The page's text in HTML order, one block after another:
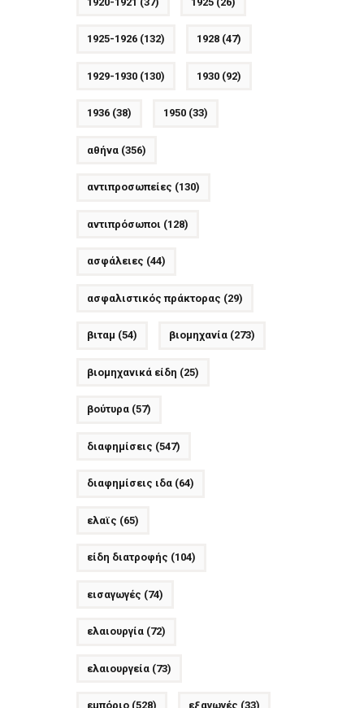
1925-1926(132) 1928(47)
1929-1930(130) 1930(92)
1936(38) 1950(33)
αθήνα(356)
αντιπροσωπείες (130)
αντιπρόσωποι (128)
ασφάλειες (44)
ασφαλιστικός πράκτορας (29)
βιταμ (54) βιομηχανία(273)
βιομηχανικά είδη (25)
βούτυρα(57)
διαφημίσεις (547)
διαφημίσεις ιδα(64)
ελαϊς (65)
είδη διατροφής (104)
εισαγωγές (74)
ελαιουργία(72)
ελαιουργεία(73)
εμπόριο(528) εξαγωγές (33)